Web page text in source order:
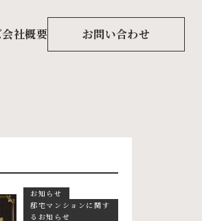
会社概要 お問い合わせ
お知らせ
邸宅マンションに関す
るお知らせ